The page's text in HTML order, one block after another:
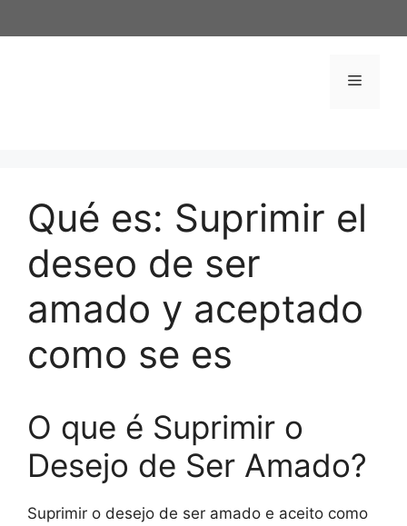
al
Menú
Qué es: Suprimir el
deseo de ser
amado y aceptado
como se es
O que é Suprimir o
Desejo de Ser Amado?
Suprimir o desejo de ser amado e aceito como